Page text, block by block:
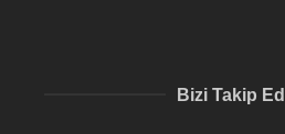
Bizi Takip